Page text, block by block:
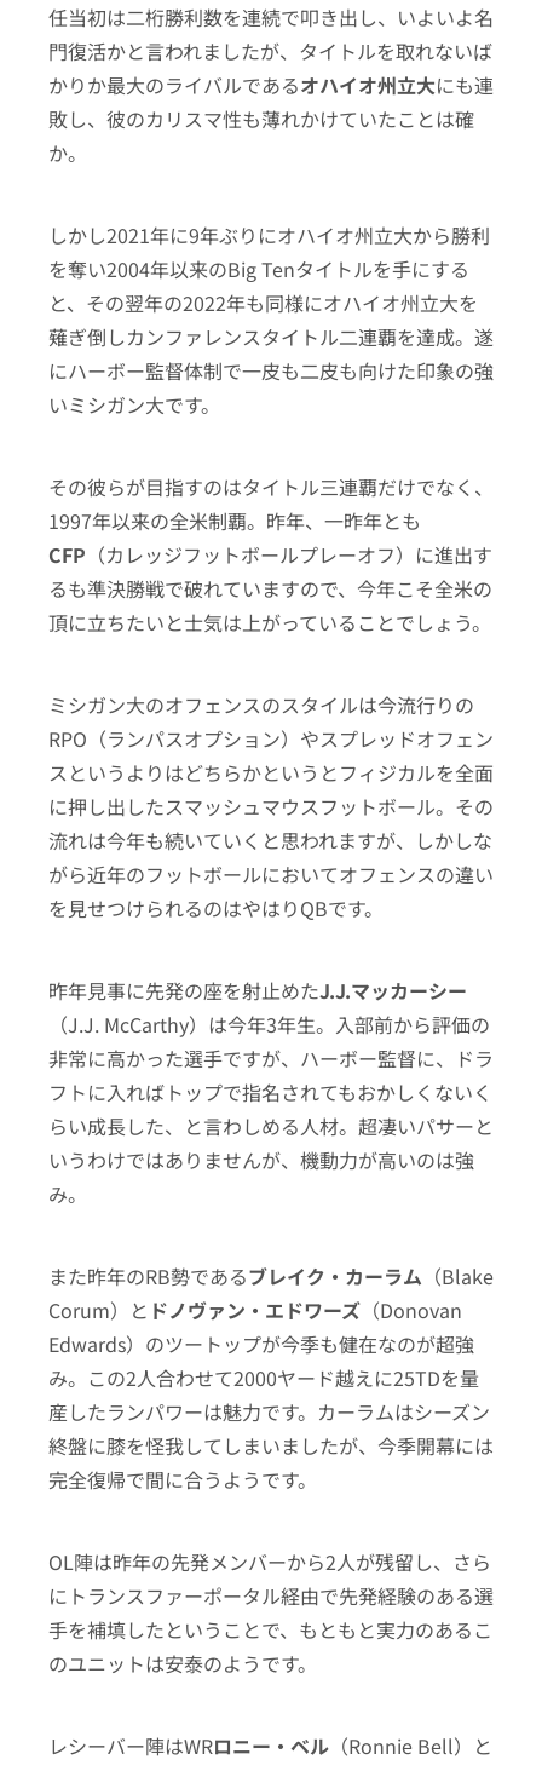
任当初は二桁勝利数を連続で叩き出し、いよいよ名
門復活かと言われましたが、タイトルを取れないば
かりか最大のライバルであるオハイオ州立大にも連
敗し、彼のカリスマ性も薄れかけていたことは確
か。
しかし2021年に9年ぶりにオハイオ州立大から勝利
を奪い2004年以来のBig Tenタイトルを手にする
と、その翌年の2022年も同様にオハイオ州立大を
薙ぎ倒しカンファレンスタイトル二連覇を達成。遂
にハーボー監督体制で一皮も二皮も向けた印象の強
いミシガン大です。
その彼らが目指すのはタイトル三連覇だけでなく、
1997年以来の全米制覇。昨年、一昨年とも
CFP （カレッジフットボールプレーオフ）に進出す
るも準決勝戦で破れていますので、今年こそ全米の
頂に立ちたいと士気は上がっていることでしょう。
ミシガン大のオフェンスのスタイルは今流行りの
RPO（ランパスオプション）やスプレッドオフェン
スというよりはどちらかというとフィジカルを全面
に押し出したスマッシュマウスフットボール。その
流れは今年も続いていくと思われますが、しかしな
がら近年のフットボールにおいてオフェンスの違い
を見せつけられるのはやはりQBです。
昨年見事に先発の座を射止めたJ.J.マッカーシー
（J.J. McCarthy）は今年3年生。入部前から評価の
非常に高かった選手ですが、ハーボー監督に、ドラ
フトに入ればトップで指名されてもおかしくないく
らい成長した、と言わしめる人材。超凄いパサーと
いうわけではありませんが、機動力が高いのは強
み。
また昨年のRB勢であるブレイク・カーラム （Blake
Corum）と ドノヴァン・エドワーズ （Donovan
Edwards）のツートップが今季も健在なのが超強
み。この2人合わせて2000ヤード越えに25TDを量
産したランパワーは魅力です。カーラムはシーズン
終盤に膝を怪我してしまいましたが、今季開幕には
完全復帰で間に合うようです。
OL陣は昨年の先発メンバーから2人が残留し、さら
にトランスファーポータル経由で先発経験のある選
手を補填したということで、もともと実力のあるこ
のユニットは安泰のようです。
レシーバー陣はWRロニー・ベル （Ronnie Bell）と